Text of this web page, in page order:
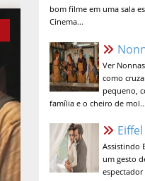
Cinema...
Ver
como
pequeno,
família e o cheiro de
Assistindo
um gesto
filme , dirigi...